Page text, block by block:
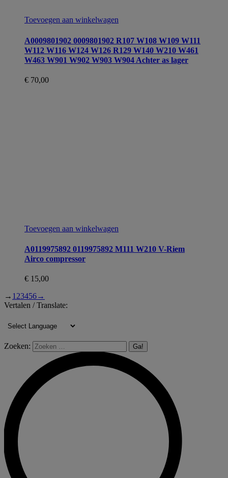
Toevoegen aan winkelwagen
A0009801902 0009801902 R107 W108 W109 W111
W112 W116 W124 W126 R129 W140 W210 W461
W463 W901 W902 W903 W904 Achter as lager
€ 70,00
Toevoegen aan winkelwagen
A0119975892 0119975892 M111 W210 V-Riem
Airco compressor
€ 15,00
→ 1 23456→
Vertalen / Translate:
Zoeken: